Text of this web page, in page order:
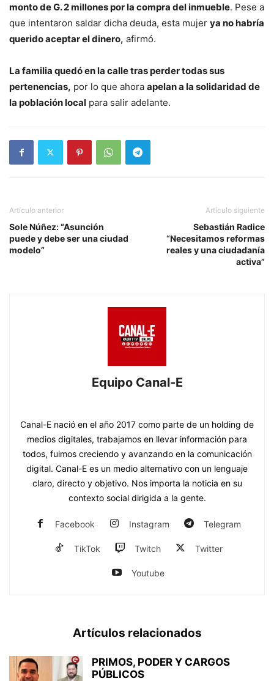
monto de G. 2 millones por la compra del inmueble. Pese a
que intentaron saldar dicha deuda, esta mujer ya no habría
querido aceptar el dinero, afirmó.
La familia quedó en la calle tras perder todas sus
pertenencias, por lo que ahora apelan a la solidaridad de
la población local para salir adelante.
Artículo anterior
Sole Núñez: “Asunción
puede y debe ser una ciudad
modelo”
Artículo siguiente
Sebastián Radice
“Necesitamos reformas
reales y una ciudadanía
activa”
Equipo Canal-E
Canal-E nació en el año 2017 como parte de un holding de
medios digitales, trabajamos en llevar información para
todos, fuimos creciendo y avanzando en la comunicación
digital. Canal-E es un medio alternativo con un lenguaje
claro, directo y objetivo. Nos importa la noticia en su
contexto social dirigida a la gente.
Facebook Instagram Telegram
TikTok Twitch Twitter
Youtube
Artículos relacionados
PRIMOS, PODER Y CARGOS
PÚBLICOS